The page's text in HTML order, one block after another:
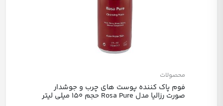
محصولات
فوم پاک کننده پوست های چرب و جوشدار
صورت رزالیا مدل Rosa Pure حجم 150 میلی لیتر